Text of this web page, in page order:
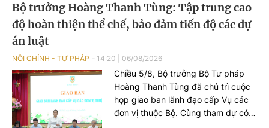
Bộ trưởng Hoàng Thanh Tùng: Tập trung cao
độ hoàn thiện thể chế, bảo đảm tiến độ các dự
án luật
NỘI CHÍNH - TƯ PHÁP 14:20 06/08/2026
Chiều 5/8, Bộ trưởng Bộ Tư pháp
Hoàng Thanh Tùng đã chủ trì cuộc
họp giao ban lãnh đạo cấp Vụ các
đơn vị thuộc Bộ. Cùng tham dự có